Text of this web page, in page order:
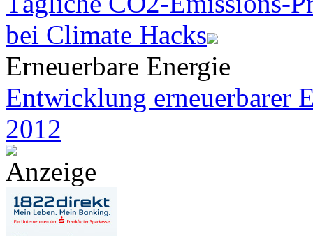
bei Climate Hacks
Erneuerbare Energie
Entwicklung erneuerbarer
2012
Anzeige